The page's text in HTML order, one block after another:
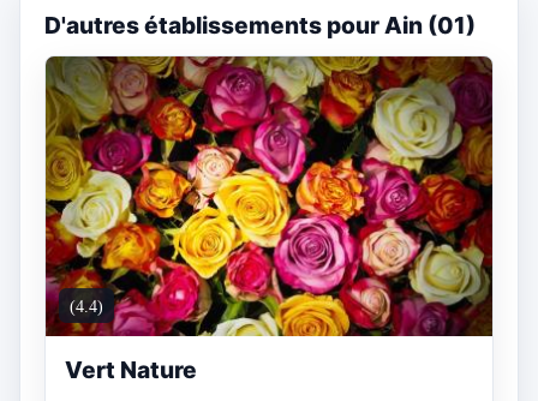
D'autres établissements pour Ain (01)
(4.4)
Vert Nature